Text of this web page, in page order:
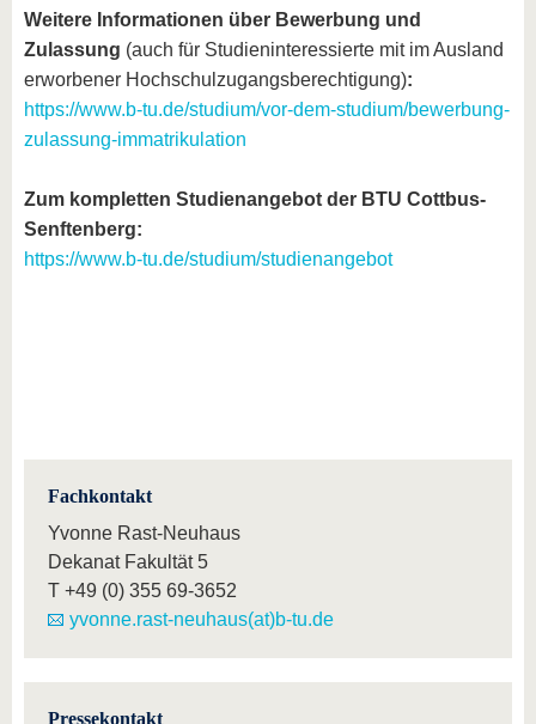
Weitere Informationen über Bewerbung und
Zulassung (auch für Studieninteressierte mit im Ausland
erworbener Hochschulzugangsberechtigung):
https://www.b-tu.de/studium/vor-dem-studium/bewerbung-
zulassung-immatrikulation
Zum kompletten Studienangebot der BTU Cottbus-
Senftenberg:
https://www.b-tu.de/studium/studienangebot
Fachkontakt
Yvonne Rast-Neuhaus
Dekanat Fakultät 5
T +49 (0) 355 69-3652
yvonne.rast-neuhaus(at)b-tu.de
Pressekontakt